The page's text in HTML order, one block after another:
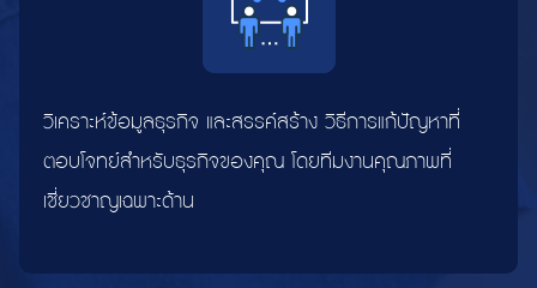
วิเคราะห์ข้อมูลธุรกิจ และสรรค์สร้าง วิธีการแก้ปัญหาที่
ตอบโจทย์สำหรับธุรกิจของคุณ โดยทีมงานคุณภาพที่
เชี่ยวชาญเฉพาะด้าน